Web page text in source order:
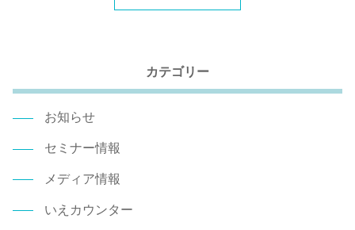
カテゴリー
お知らせ
セミナー情報
メディア情報
いえカウンター